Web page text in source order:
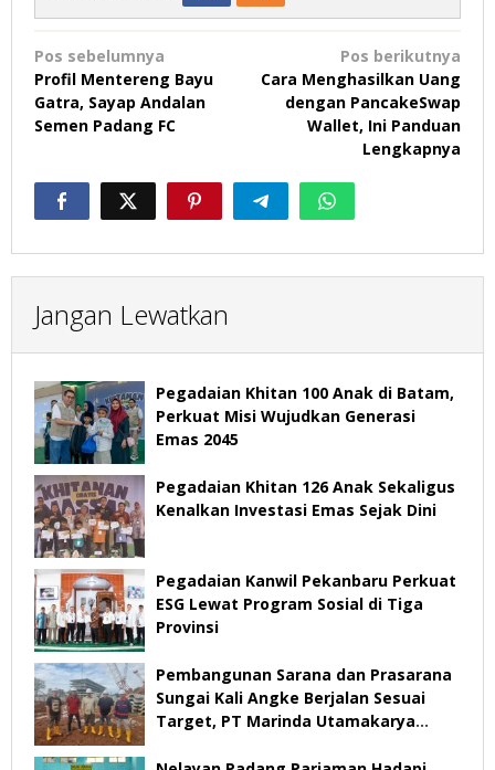
Navigasi
pos
Pos sebelumnya
Profil Mentereng Bayu
Gatra, Sayap Andalan
Semen Padang FC
Pos berikutnya
Cara Menghasilkan Uang
dengan PancakeSwap
Wallet, Ini Panduan
Lengkapnya
Jangan Lewatkan
Pegadaian Khitan 100 Anak di Batam,
Perkuat Misi Wujudkan Generasi
Emas 2045
Pegadaian Khitan 126 Anak Sekaligus
Kenalkan Investasi Emas Sejak Dini
Pegadaian Kanwil Pekanbaru Perkuat
ESG Lewat Program Sosial di Tiga
Provinsi
Pembangunan Sarana dan Prasarana
Sungai Kali Angke Berjalan Sesuai
Target, PT Marinda Utamakarya